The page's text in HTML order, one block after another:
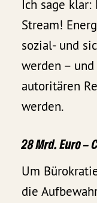
Ich sage klar:
Stream!
sozial- und
werden –
autoritären
werden.
28 Mrd. Euro –
Um
die